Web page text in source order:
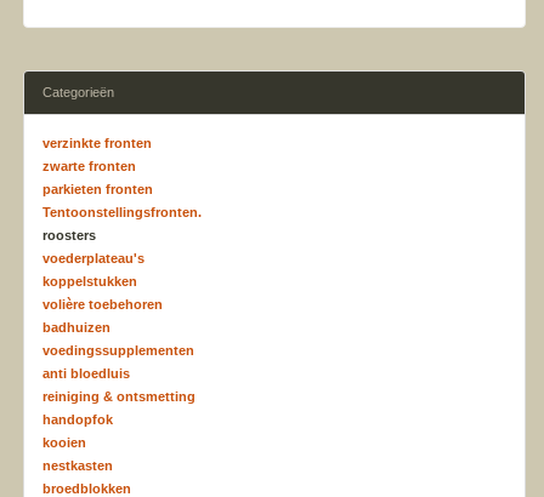
Categorieën
verzinkte fronten
zwarte fronten
parkieten fronten
Tentoonstellingsfronten.
roosters
voederplateau's
koppelstukken
volière toebehoren
badhuizen
voedingssupplementen
anti bloedluis
reiniging & ontsmetting
handopfok
kooien
nestkasten
broedblokken